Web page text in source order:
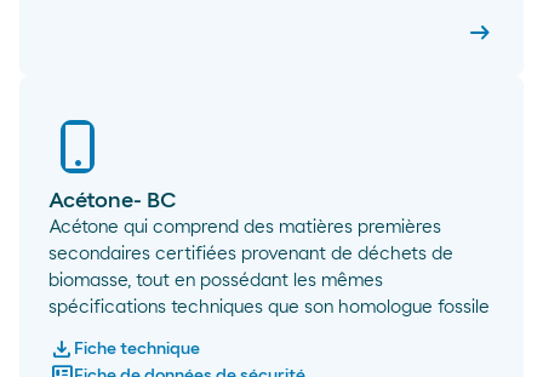
arrow_right_alt
Acétone- BC
Acétone qui comprend des matières premières
secondaires certifiées provenant de déchets de
biomasse, tout en possédant les mêmes
spécifications techniques que son homologue fossile
download Fiche technique